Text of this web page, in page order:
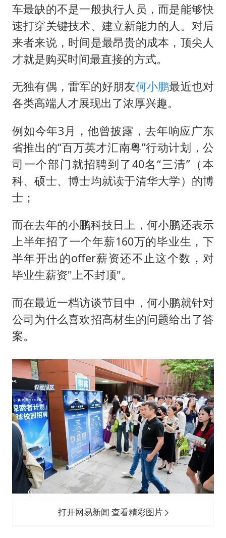
车最缺的不是一般执行人员，而是能够快
速打穿关键技术、建立新能力的人。对后
来者来说，时间是最昂贵的成本，顶尖人
才就是购买时间最直接的方式。
无独有偶，雷军的好朋友何小鹏最近也对
各类高端人才展现出了浓厚兴趣。
例如今年3月，他曾披露，去年响应广东
省推出的“百万英才汇南粤”行动计划，公
司一个部门就招聘到了40名“三清”（本
科、硕士、博士均就读于清华大学）的博
士；
而在去年的小鹏科技日上，何小鹏还表示
上半年招了一个年薪160万的毕业生，下
半年开出的offer薪资还不止这个数，对
毕业生薪资"上不封顶"。
而在最近一档访谈节目中，何小鹏就针对
公司为什么喜欢招高材生的问题给出了答
案。
打开网易新闻 查看精彩图片